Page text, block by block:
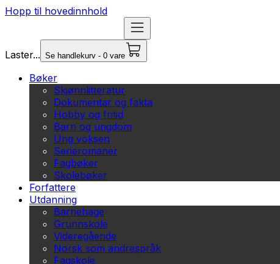
Hopp til hovedinnhold
Laster... Se handlekurv - 0 vare
Bøker
Skjønnlitteratur
Dokumentar og fakta
Hobby og fritid
Barn og ungdom
Ung voksen
Serieromaner
Fagbøker
Skolebøker
Forfattere
Utdanning
Barnehage
Grunnskole
Videregående
Norsk som andrespråk
Fagskole